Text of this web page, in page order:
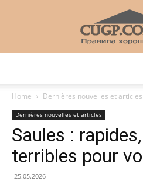
Home Dernières nouvelles et articles
Dernières nouvelles et articles
Saules :
terribles pour
25.05.2026